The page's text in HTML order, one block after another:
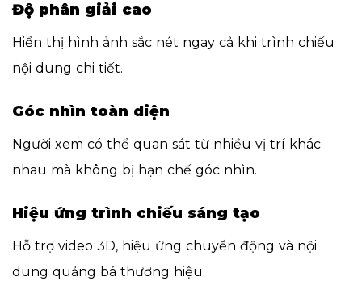
Độ phân giải cao
Hiển thị hình ảnh sắc nét ngay cả khi trình chiếu
nội dung chi tiết.
Góc nhìn toàn diện
Người xem có thể quan sát từ nhiều vị trí khác
nhau mà không bị hạn chế góc nhìn.
Hiệu ứng trình chiếu sáng tạo
Hỗ trợ video 3D, hiệu ứng chuyển động và nội
dung quảng bá thương hiệu.